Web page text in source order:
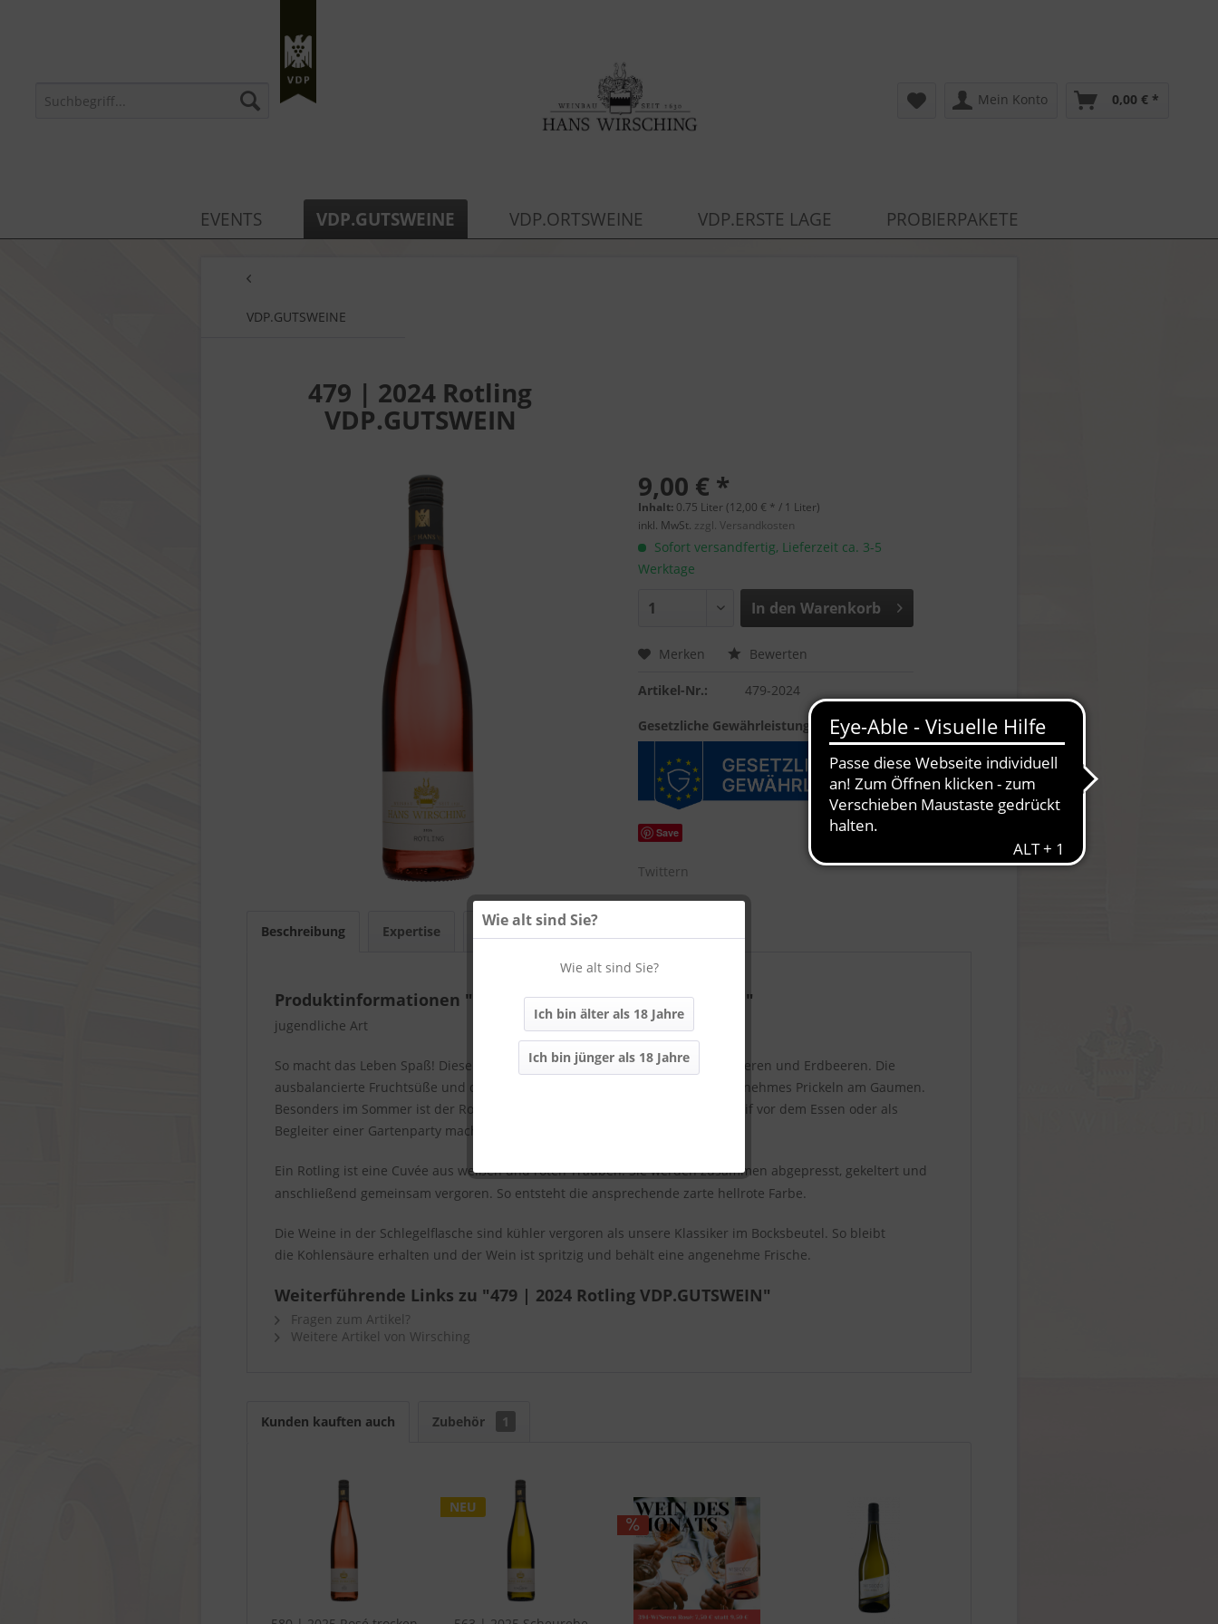
Mein Konto 0,00 € *
EVENTS VDP.GUTSWEINE VDP.ORTSWEINE VDP.ERSTE LAGE PROBIERPAKETE
VDP.GUTSWEINE
479 | 2024 Rotling
VDP.GUTSWEIN
9,00 € *
Inhalt: 0.75 Liter (12,00 € * / 1 Liter)
inkl. MwSt. zzgl. Versandkosten
Sofort versandfertig, Lieferzeit ca. 3-5
Werktage
In den Warenkorb
Merken Bewerten
Artikel-Nr.: 479-2024
Gesetzliche Gewährleistung
Save
Twittern
Beschreibung Expertise
Produktinformationen "479 | 2024 Rotling VDP.GUTSWEIN"
jugendliche Art
So macht das Leben Spaß! Dieser Rotling entwickelt feine Aromen von Himbeeren und Erdbeeren. Die
ausbalancierte Fruchtsüße und das leichte, frische Bukett erzeugen ein angenehmes Prickeln am Gaumen.
Besonders im Sommer ist der Rotling ein frisches Vergnügen! Auch als Aperitif vor dem Essen oder als
Begleiter einer Gartenparty macht er Lust auf mehr.
Ein Rotling ist eine Cuvée aus weißen und roten Trauben. Sie werden zusammen abgepresst, gekeltert und
anschließend gemeinsam vergoren. So entsteht die ansprechende zarte hellrote Farbe.
Die Weine in der Schlegelflasche sind kühler vergoren als unsere Klassiker im Bocksbeutel. So bleibt
die Kohlensäure erhalten und der Wein ist spritzig und behält eine angenehme Frische.
Weiterführende Links zu "479 | 2024 Rotling VDP.GUTSWEIN"
Fragen zum Artikel?
Weitere Artikel von Wirsching
Kunden kauften auch Zubehör 1
NEU
Wie alt sind Sie?
Wie alt sind Sie?
Ich bin älter als 18 Jahre
Ich bin jünger als 18 Jahre